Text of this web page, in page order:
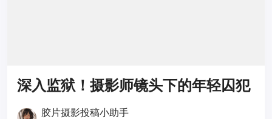
深入监狱！摄影师镜头下的年轻囚犯
胶片摄影投稿小助手